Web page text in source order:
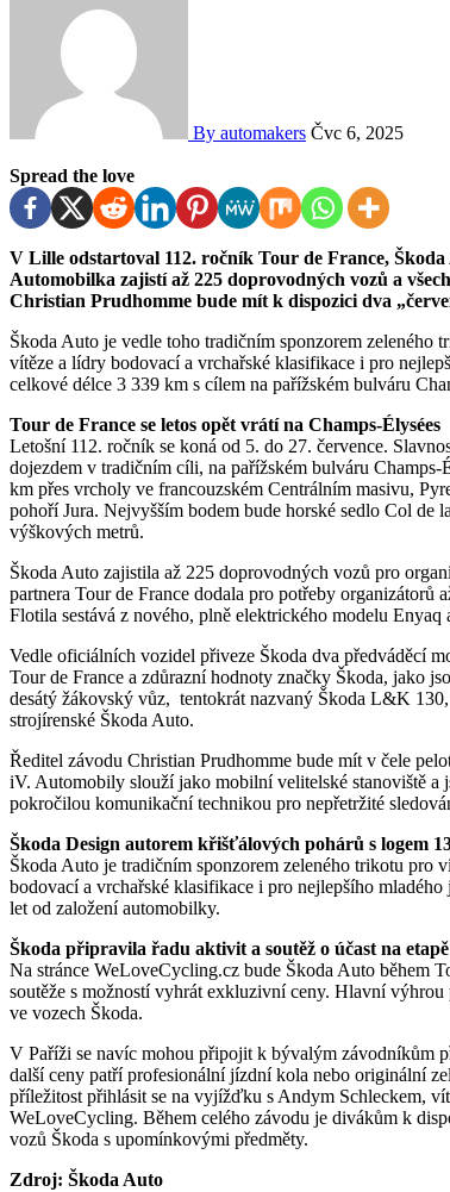
By automakers Čvc 6, 2025
Spread the love
V Lille odstartoval 112. ročník Tour de France, Škoda Auto se k němu připojuje jako hlavní partner – po 22. v řadě.
Automobilka zajistí až 225 doprovodných vozů a
Christian Prudhomme bude mít k dispozici dva
Škoda Auto je vedle toho tradičním sponzorem zeleného
vítěze a lídry bodovací a vrchařské klasifikace i pro
celkové délce 3 339 km s cílem na pařížském bulváru
Tour de France se letos opět vrátí na Champs-Élysées
Letošní 112. ročník se koná od 5. do 27. července.
dojezdem v tradičním cíli, na pařížském bulváru
km přes vrcholy ve francouzském Centrálním masivu,
pohoří Jura. Nejvyšším bodem bude horské sedlo Col de
výškových metrů.
Škoda Auto zajistila až 225 doprovodných vozů pro
partnera Tour de France dodala pro potřeby
Flotila sestává z nového, plně elektrického modelu
Vedle oficiálních vozidel přiveze Škoda dva předváděcí
Tour de France a zdůrazní hodnoty značky Škoda, jako
desátý žákovský vůz, tentokrát nazvaný Škoda L&K
strojírenské Škoda Auto.
Ředitel závodu Christian Prudhomme bude mít v čele
iV. Automobily slouží jako mobilní velitelské stanoviště a
pokročilou komunikační technikou pro nepřetržité
Škoda Design autorem křišťálových pohárů s logem
Škoda Auto je tradičním sponzorem zeleného trikotu pro
bodovací a vrchařské klasifikace i pro nejlepšího
let od založení automobilky.
Škoda připravila řadu aktivit a soutěž o účast na
Na stránce WeLoveCycling.cz bude Škoda Auto během
soutěže s možností vyhrát exkluzivní ceny. Hlavní
ve vozech Škoda.
V Paříži se navíc mohou připojit k bývalým závodníkům
další ceny patří profesionální jízdní kola nebo originální
příležitost přihlásit se na vyjížďku s Andym Schleckem,
WeLoveCycling. Během celého závodu je divákům k
vozů Škoda s upomínkovými předměty.
Zdroj: Škoda Auto